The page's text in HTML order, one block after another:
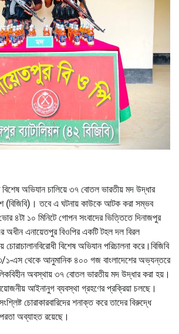
বিশেষ অভিযান চালিয়ে ৩৭ বোতল ভারতীয় মদ উদ্ধার
(বিজিবি)। তবে এ ঘটনায় কাউকে আটক করা সম্ভব
৪টা ১০ মিনিটে গোপন সংবাদের ভিত্তিতে দিনাজপুর
অধীন এনায়েতপুর বিওপির একটি টহল দল বিরল
বিশেষ অভিযান পরিচালনা করে।বিজিবি
১-এস থেকে আনুমানিক ৪০০ গজ বাংলাদেশের অভ্যন্তরে
অবস্থায় ৩৭ বোতল ভারতীয় মদ উদ্ধার করা হয়।
আইনানুগ ব্যবস্থা গ্রহণের প্রক্রিয়া চলছে।
চোরাকারবারিদের শনাক্ত করে তাদের বিরুদ্ধে
অব্যাহত রয়েছে।